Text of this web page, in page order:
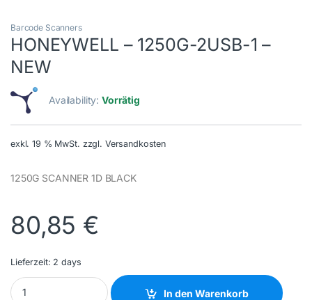
Barcode Scanners
HONEYWELL – 1250G-2USB-1 –
NEW
Availability:Vorrätig
exkl. 19 % MwSt. zzgl. Versandkosten
1250G SCANNER 1D BLACK
80,85 €
Lieferzeit: 2 days
HONEYWELL - 1250G-2USB-1 - NEW quantity
In den Warenkorb